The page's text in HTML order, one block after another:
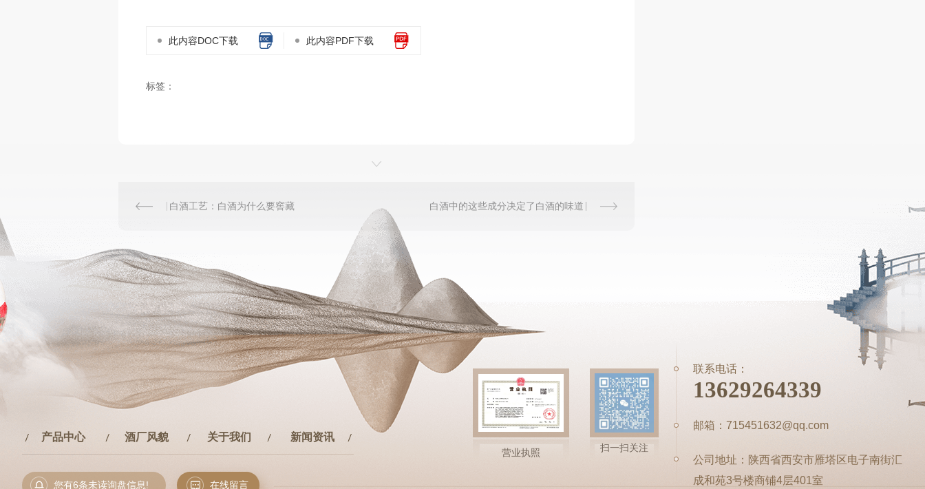
此内容DOC下载 此内容PDF下载
标签：
白酒工艺：白酒为什么要窖藏 白酒中的这些成分决定了白酒的味道
产品中心 酒厂风貌 关于我们 新闻资讯
您有6条未读询盘信息! 在线留言
营业执照 扫一扫关注
联系电话：
13629264339
邮箱：715451632@qq.com
公司地址：陕西省西安市雁塔区电子南街汇
成和苑3号楼商铺4层401室